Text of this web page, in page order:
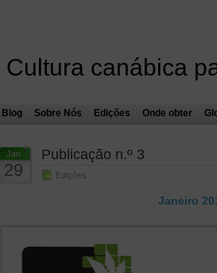
Cultura canábica
Blog Sobre Nós Edições Onde obter
Jan
29
Publicação n.º 3
Edições
Janeiro